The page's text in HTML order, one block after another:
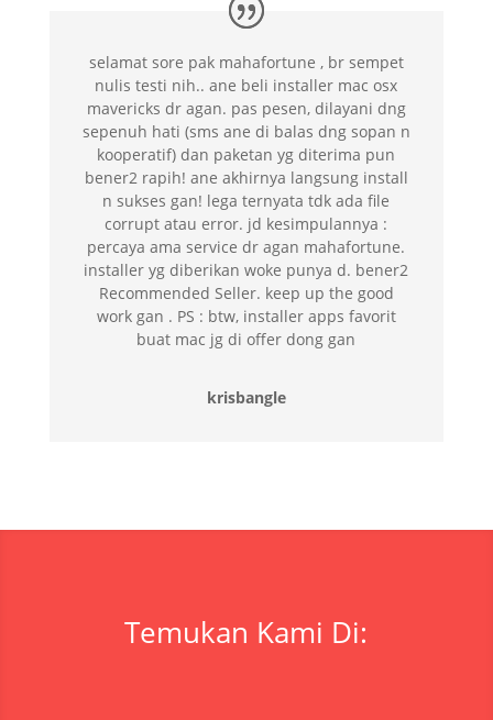
selamat sore pak mahafortune , br sempet
nulis testi nih.. ane beli installer mac osx
mavericks dr agan. pas pesen, dilayani dng
sepenuh hati (sms ane di balas dng sopan n
kooperatif) dan paketan yg diterima pun
bener2 rapih! ane akhirnya langsung install
n sukses gan! lega ternyata tdk ada file
corrupt atau error. jd kesimpulannya :
percaya ama service dr agan mahafortune.
installer yg diberikan woke punya d. bener2
Recommended Seller. keep up the good
work gan . PS : btw, installer apps favorit
buat mac jg di offer dong gan
krisbangle
Temukan Kami Di: